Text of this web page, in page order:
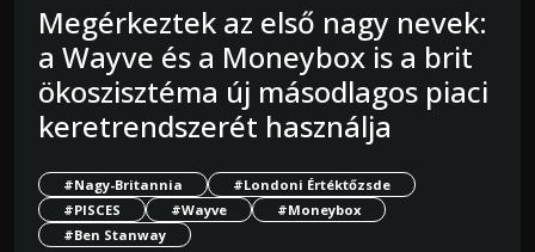
Megérkeztek az első nagy nevek:
a Wayve és a Moneybox is a brit
ökoszisztéma új másodlagos piaci
keretrendszerét használja
#Nagy-Britannia
#Londoni Értéktőzsde
#PISCES
#Wayve
#Moneybox
#Ben Stanway